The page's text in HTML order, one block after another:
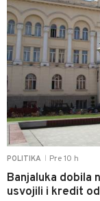
POLITIKA Pre 10 h
Banjaluka dobila
usvojili i kredit